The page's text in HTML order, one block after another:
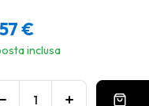
€
inclusa